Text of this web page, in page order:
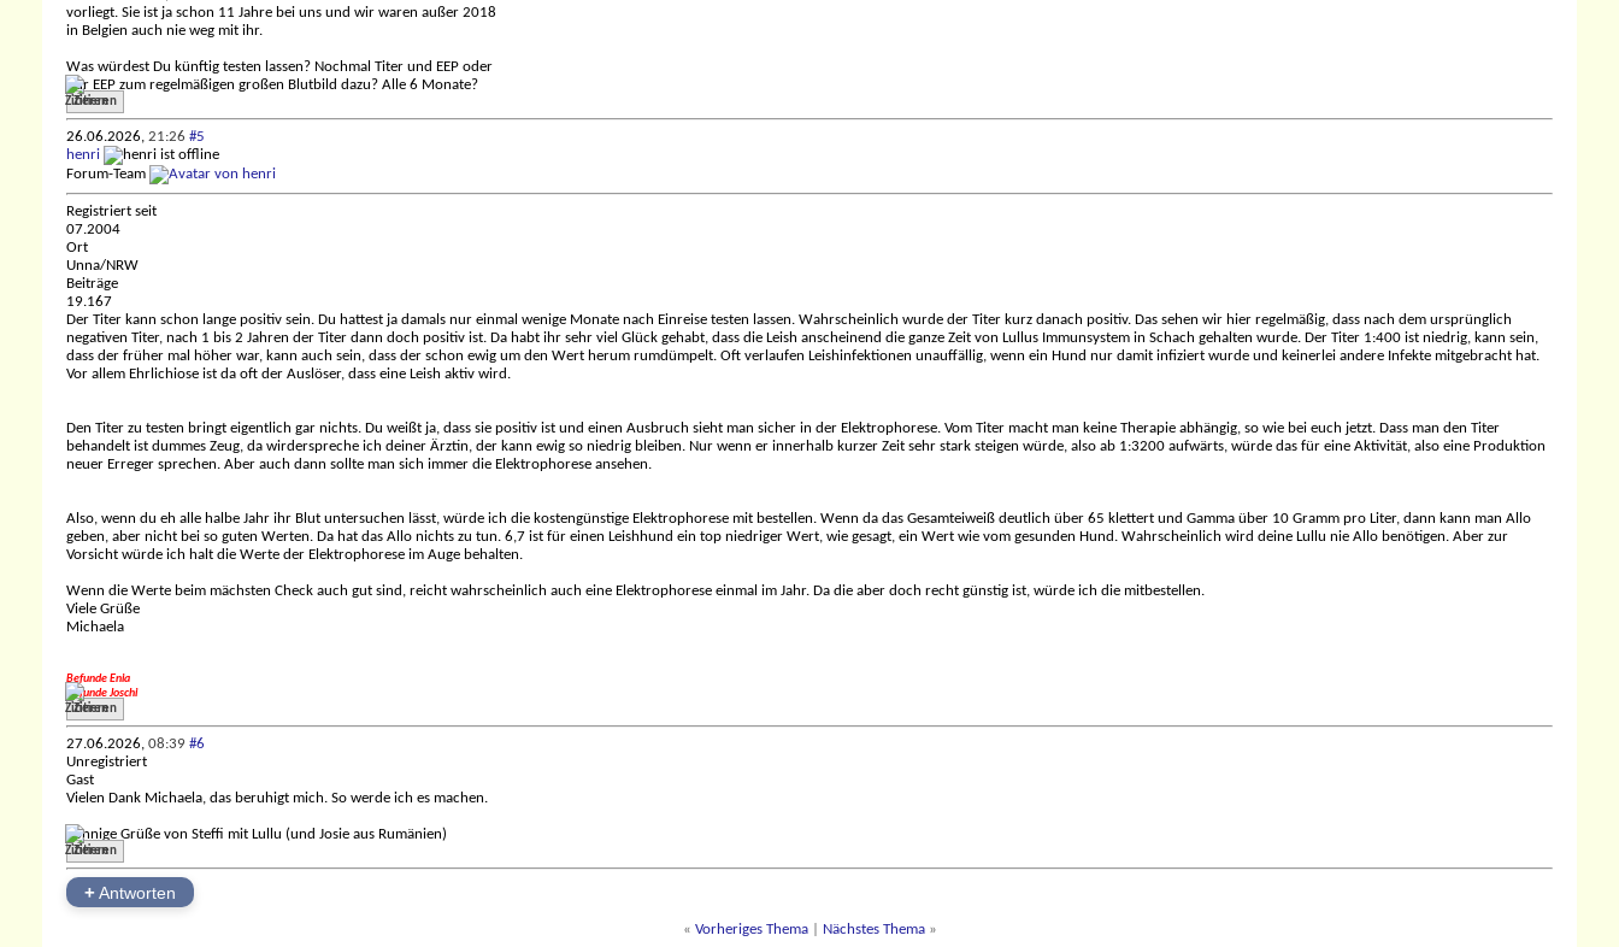
vorliegt. Sie ist ja schon 11 Jahre bei uns und wir waren außer 2018
in Belgien auch nie weg mit ihr.
Was würdest Du künftig testen lassen? Nochmal Titer und EEP oder
nur EEP zum regelmäßigen großen Blutbild dazu? Alle 6 Monate?
Zitieren
26.06.2026, 21:26 #5
henri
Forum-Team
Registriert seit
07.2004
Ort
Unna/NRW
Beiträge
19.167
Der Titer kann schon lange positiv sein. Du hattest ja damals nur einmal wenige Monate nach Einreise testen lassen. Wahrscheinlich wurde der Titer kurz danach positiv. Das sehen wir hier regelmäßig, dass nach dem ursprünglich
negativen Titer, nach 1 bis 2 Jahren der Titer dann doch positiv ist. Da habt ihr sehr viel Glück gehabt, dass die Leish anscheinend die ganze Zeit von Lullus Immunsystem in Schach gehalten wurde. Der Titer 1:400 ist niedrig, kann sein,
dass der früher mal höher war, kann auch sein, dass der schon ewig um den Wert herum rumdümpelt. Oft verlaufen Leishinfektionen unauffällig, wenn ein Hund nur damit infiziert wurde und keinerlei andere Infekte mitgebracht hat.
Vor allem Ehrlichiose ist da oft der Auslöser, dass eine Leish aktiv wird.
Den Titer zu testen bringt eigentlich gar nichts. Du weißt ja, dass sie positiv ist und einen Ausbruch sieht man sicher in der Elektrophorese. Vom Titer macht man keine Therapie abhängig, so wie bei euch jetzt. Dass man den Titer
behandelt ist dummes Zeug, da wirderspreche ich deiner Ärztin, der kann ewig so niedrig bleiben. Nur wenn er innerhalb kurzer Zeit sehr stark steigen würde, also ab 1:3200 aufwärts, würde das für eine Aktivität, also eine Produktion
neuer Erreger sprechen. Aber auch dann sollte man sich immer die Elektrophorese ansehen.
Also, wenn du eh alle halbe Jahr ihr Blut untersuchen lässt, würde ich die kostengünstige Elektrophorese mit bestellen. Wenn da das Gesamteiweiß deutlich über 65 klettert und Gamma über 10 Gramm pro Liter, dann kann man Allo
geben, aber nicht bei so guten Werten. Da hat das Allo nichts zu tun. 6,7 ist für einen Leishhund ein top niedriger Wert, wie gesagt, ein Wert wie vom gesunden Hund. Wahrscheinlich wird deine Lullu nie Allo benötigen. Aber zur
Vorsicht würde ich halt die Werte der Elektrophorese im Auge behalten.
Wenn die Werte beim mächsten Check auch gut sind, reicht wahrscheinlich auch eine Elektrophorese einmal im Jahr. Da die aber doch recht günstig ist, würde ich die mitbestellen.
Viele Grüße
Michaela
Befunde Enia
Befunde Joschi
Zitieren
27.06.2026, 08:39 #6
Unregistriert
Gast
Vielen Dank Michaela, das beruhigt mich. So werde ich es machen.
Sonnige Grüße von Steffi mit Lullu (und Josie aus Rumänien)
Zitieren
+Antworten
« Vorheriges Thema| Nächstes Thema »